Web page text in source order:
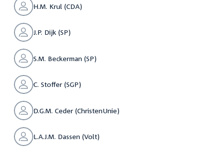
H.M. Krul (CDA)
J.P. Dijk (SP)
S.M. Beckerman (SP)
C. Stoffer (SGP)
D.G.M. Ceder (ChristenUnie)
L.A.J.M. Dassen (Volt)